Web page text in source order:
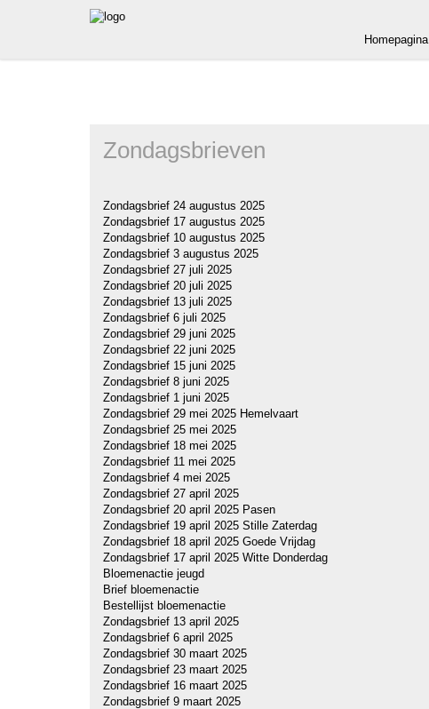
Homepagina
Zondagsbrieven
Zondagsbrief 24 augustus 2025
Zondagsbrief 17 augustus 2025
Zondagsbrief 10 augustus 2025
Zondagsbrief 3 augustus 2025
Zondagsbrief 27 juli 2025
Zondagsbrief 20 juli 2025
Zondagsbrief 13 juli 2025
Zondagsbrief 6 juli 2025
Zondagsbrief 29 juni 2025
Zondagsbrief 22 juni 2025
Zondagsbrief 15 juni 2025
Zondagsbrief 8 juni 2025
Zondagsbrief 1 juni 2025
Zondagsbrief 29 mei 2025 Hemelvaart
Zondagsbrief 25 mei 2025
Zondagsbrief 18 mei 2025
Zondagsbrief 11 mei 2025
Zondagsbrief 4 mei 2025
Zondagsbrief 27 april 2025
Zondagsbrief 20 april 2025 Pasen
Zondagsbrief 19 april 2025 Stille Zaterdag
Zondagsbrief 18 april 2025 Goede Vrijdag
Zondagsbrief 17 april 2025 Witte Donderdag
Bloemenactie jeugd
Brief bloemenactie
Bestellijst bloemenactie
Zondagsbrief 13 april 2025
Zondagsbrief 6 april 2025
Zondagsbrief 30 maart 2025
Zondagsbrief 23 maart 2025
Zondagsbrief 16 maart 2025
Zondagsbrief 9 maart 2025